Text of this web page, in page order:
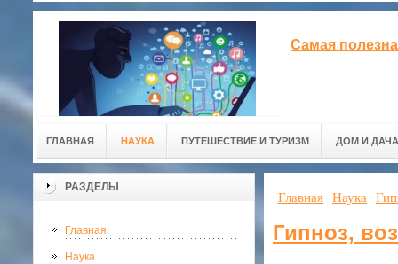
Самая
ГЛАВНАЯ НАУКА ПУТЕШЕСТВИЕ И ТУРИЗМ ДОМ И ДАЧА
РАЗДЕЛЫ
Главная
Наука
Главная Наука
Гипноз,